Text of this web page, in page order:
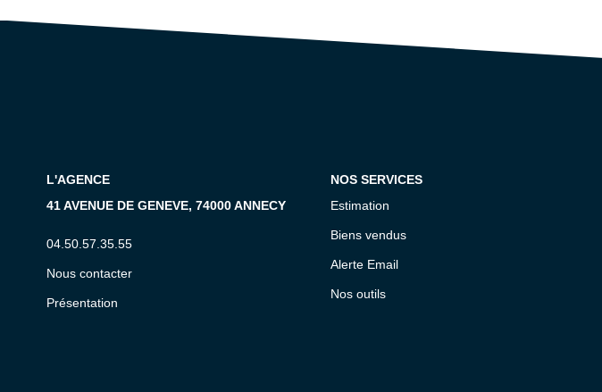
L'AGENCE
41 AVENUE DE GENEVE, 74000 ANNECY
04.50.57.35.55
Nous contacter
Présentation
NOS SERVICES
Estimation
Biens vendus
Alerte Email
Nos outils